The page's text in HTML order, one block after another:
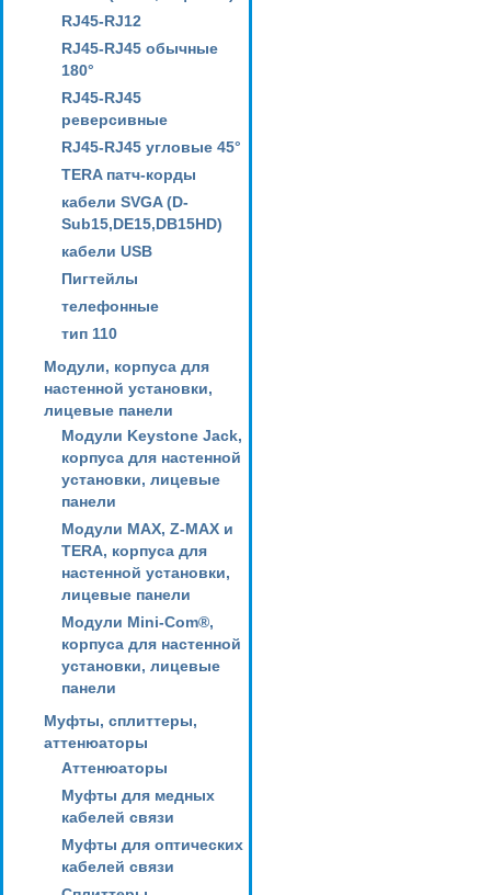
RJ45-RJ12
RJ45-RJ45 обычные
180°
RJ45-RJ45
реверсивные
RJ45-RJ45 угловые 45°
TERA патч-корды
кабели SVGA (D-
Sub15,DE15,DB15HD)
кабели USB
Пигтейлы
телефонные
тип 110
Модули, корпуса для
настенной установки,
лицевые панели
Модули Keystone Jack,
корпуса для настенной
установки, лицевые
панели
Модули MAX, Z-MAX и
TERA, корпуса для
настенной установки,
лицевые панели
Модули Mini-Com®,
корпуса для настенной
установки, лицевые
панели
Муфты, сплиттеры,
аттенюаторы
Аттенюаторы
Муфты для медных
кабелей связи
Муфты для оптических
кабелей связи